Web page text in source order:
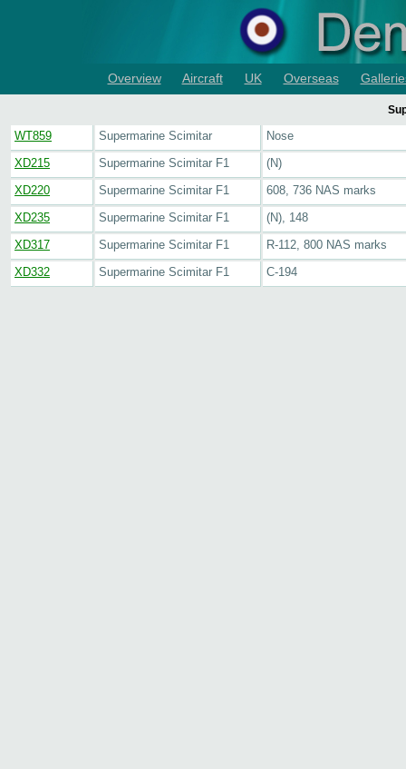
Overview Aircraft UK Overseas
WT859 Supermarine Scimitar
Nose
XD215
Supermarine Scimitar F1
(N)
XD220
Supermarine Scimitar F1
608, 736 NAS marks
XD235
Supermarine Scimitar F1
(N), 148
XD317
Supermarine Scimitar F1
R-112, 800 NAS marks
XD332
Supermarine Scimitar F1 C-194